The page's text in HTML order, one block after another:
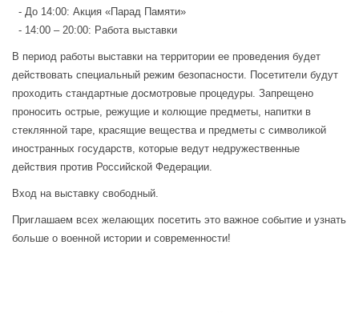
- До 14:00: Акция «Парад Памяти»
- 14:00 – 20:00: Работа выставки
В период работы выставки на территории ее проведения будет
действовать специальный режим безопасности. Посетители будут
проходить стандартные досмотровые процедуры. Запрещено
проносить острые, режущие и колющие предметы, напитки в
стеклянной таре, красящие вещества и предметы с символикой
иностранных государств, которые ведут недружественные
действия против Российской Федерации.
Вход на выставку свободный.
Приглашаем всех желающих посетить это важное событие и узнать
больше о военной истории и современности!